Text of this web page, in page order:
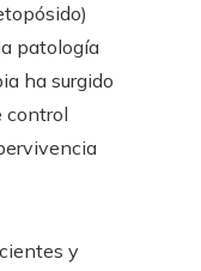
patología
ha surgido
control
y